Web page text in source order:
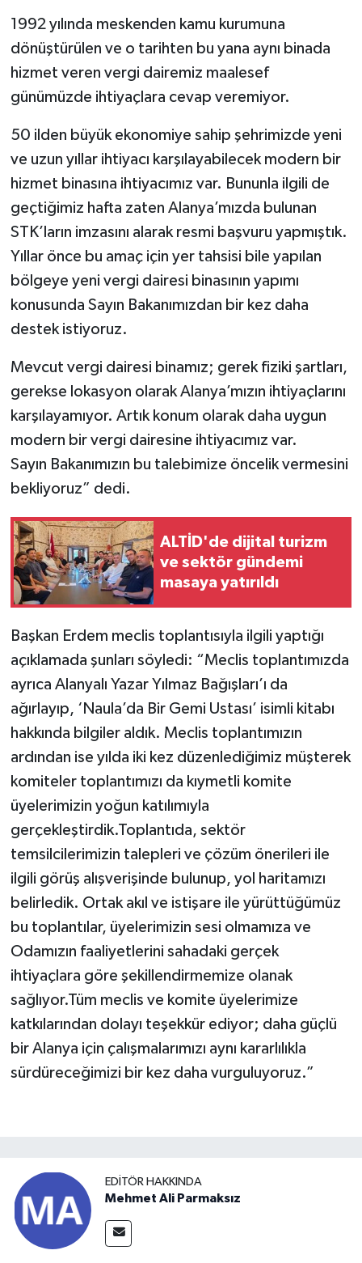
1992 yılında meskenden kamu kurumuna
dönüştürülen ve o tarihten bu yana aynı binada
hizmet veren vergi dairemiz maalesef
günümüzde ihtiyaçlara cevap veremiyor.
50 ilden büyük ekonomiye sahip şehrimizde yeni
ve uzun yıllar ihtiyacı karşılayabilecek modern bir
hizmet binasına ihtiyacımız var. Bununla ilgili de
geçtiğimiz hafta zaten Alanya’mızda bulunan
STK’ların imzasını alarak resmi başvuru yapmıştık.
Yıllar önce bu amaç için yer tahsisi bile yapılan
bölgeye yeni vergi dairesi binasının yapımı
konusunda Sayın Bakanımızdan bir kez daha
destek istiyoruz.
Mevcut vergi dairesi binamız; gerek fiziki şartları,
gerekse lokasyon olarak Alanya’mızın ihtiyaçlarını
karşılayamıyor. Artık konum olarak daha uygun
modern bir vergi dairesine ihtiyacımız var.
Sayın Bakanımızın bu talebimize öncelik vermesini
bekliyoruz” dedi.
ALTİD'de dijital turizm
ve sektör gündemi
masaya yatırıldı
Başkan Erdem meclis toplantısıyla ilgili yaptığı
açıklamada şunları söyledi: “Meclis toplantımızda
ayrıca Alanyalı Yazar Yılmaz Bağışları’ı da
ağırlayıp, ‘Naula’da Bir Gemi Ustası’ isimli kitabı
hakkında bilgiler aldık. Meclis toplantımızın
ardından ise yılda iki kez düzenlediğimiz müşterek
komiteler toplantımızı da kıymetli komite
üyelerimizin yoğun katılımıyla
gerçekleştirdik.Toplantıda, sektör
temsilcilerimizin talepleri ve çözüm önerileri ile
ilgili görüş alışverişinde bulunup, yol haritamızı
belirledik. Ortak akıl ve istişare ile yürüttüğümüz
bu toplantılar, üyelerimizin sesi olmamıza ve
Odamızın faaliyetlerini sahadaki gerçek
ihtiyaçlara göre şekillendirmemize olanak
sağlıyor.Tüm meclis ve komite üyelerimize
katkılarından dolayı teşekkür ediyor; daha güçlü
bir Alanya için çalışmalarımızı aynı kararlılıkla
sürdüreceğimizi bir kez daha vurguluyoruz.”
EDITÖR HAKKINDA
Mehmet Ali Parmaksız